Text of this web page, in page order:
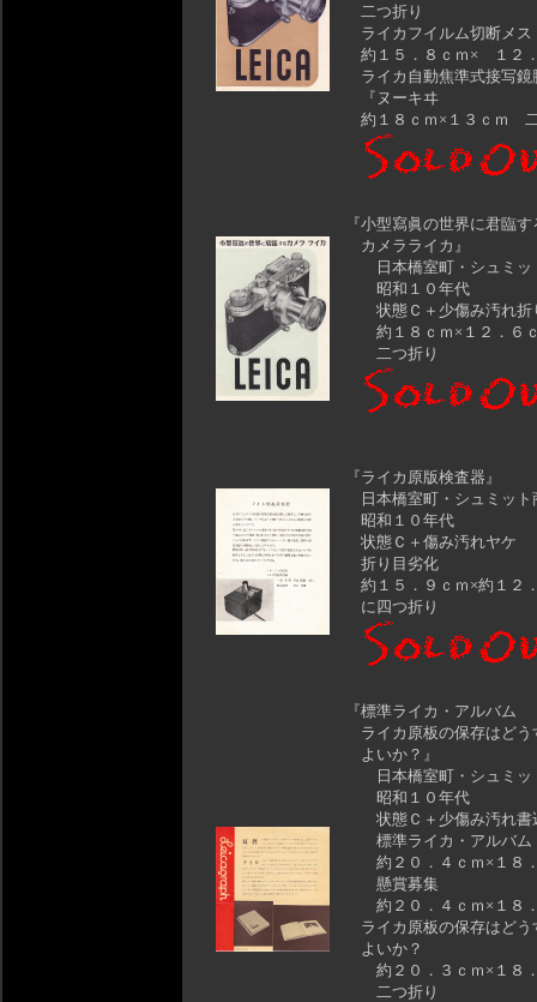
二つ折り
ライカフイルム切断メス
約１５．８ｃｍ× １２
ライカ自動焦準式接写鏡
『ヌーキヰ
約１８ｃｍ×１３ｃｍ
『小型寫眞の世界に君臨す
カメラライカ』
日本橋室町・シュミッ
昭和１０年代
状態Ｃ＋少傷み汚れ折
約１８ｃｍ×１２．６
二つ折り
『ライカ原版検査器』
日本橋室町・シュミット
昭和１０年代
状態Ｃ＋傷み汚れヤケ
折り目劣化
約１５．９ｃｍ×約１２
に四つ折り
『標準ライカ・アルバム
ライカ原板の保存はどう
よいか？』
日本橋室町・シュミッ
昭和１０年代
状態Ｃ＋少傷み汚れ書
標準ライカ・アルバム
約２０．４ｃｍ×１８
懸賞募集
約２０．４ｃｍ×１８
ライカ原板の保存はどう
よいか？
約２０．３ｃｍ×１８
二つ折り